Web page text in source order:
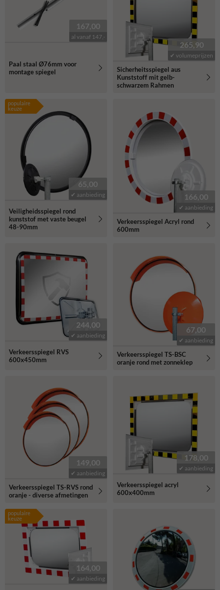
167,00
al vanaf 147,-
Paal staal Ø76mm voor
montage spiegel
265,90
✔ volumeprijzen
Sicherheitsspiegel aus
Kunststoff mit gelb-
schwarzem Rahmen
populaire
keuze
65,00
✔ aanbieding
Veiligheidsspiegel rond
kunststof met vaste beugel
48-90mm
166,00
✔ aanbieding
Verkeersspiegel Acryl rond
600mm
244,00
✔ aanbieding
Verkeersspiegel RVS
600x450mm
67,00
✔ aanbieding
Verkeersspiegel TS-BSC
oranje rond met zonneklep
149,00
✔ aanbieding
Verkeersspiegel TS-RVS rond
oranje - diverse afmetingen
178,00
✔ aanbieding
Verkeersspiegel acryl
600x400mm
populaire
keuze
164,00
✔ aanbieding